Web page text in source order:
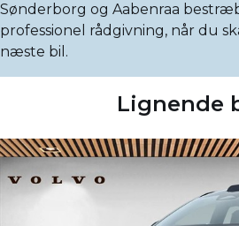
Sønderborg og Aabenraa
professionel rådgivning, når du
næste bil.
Lignende